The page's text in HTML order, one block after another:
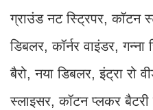
ग्राउंड नट स्ट्रिपर, कॉटन
डिबलर, कॉर्नर वाइंडर,
बैरो, नया डिबलर, इंट्रा रो
स्लाइसर, कॉटन प्लकर